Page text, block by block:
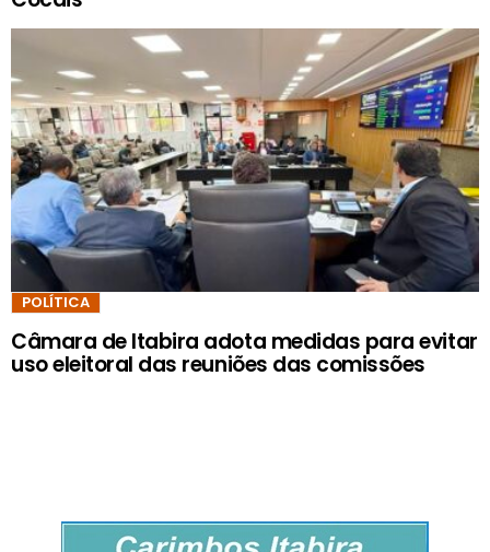
POLÍTICA
Câmara de Itabira adota medidas para evitar
uso eleitoral das reuniões das comissões